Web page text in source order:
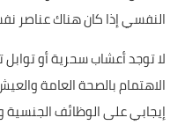
النفسي إذا كان هناك عناصر
لا توجد أعشاب سحرية أو
الاهتمام بالصحة العامة
إيجابي على الوظائف الجنسية